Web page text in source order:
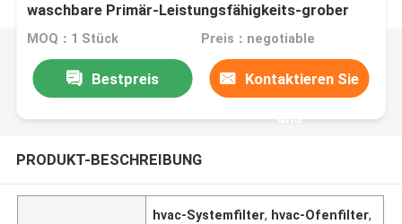
waschbare Primär-Leistungsfähigkeits-grober
Filter
MOQ：1 Stück Preis：negotiable
Bestpreis Kontaktieren Sie
uns
PRODUKT-BESCHREIBUNG
hvac-Systemfilter, hvac-Ofenfilter,